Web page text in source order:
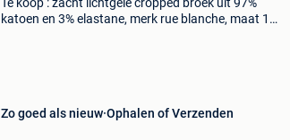
katoen en 3% elastane, merk rue blanche, maat 1
Zo goed als nieuw Ophalen of Verzenden